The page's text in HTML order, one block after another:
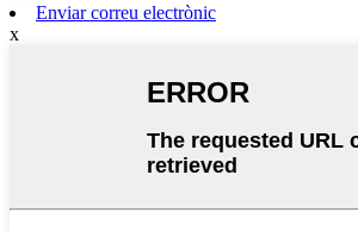
Enviar correu electrònic
x